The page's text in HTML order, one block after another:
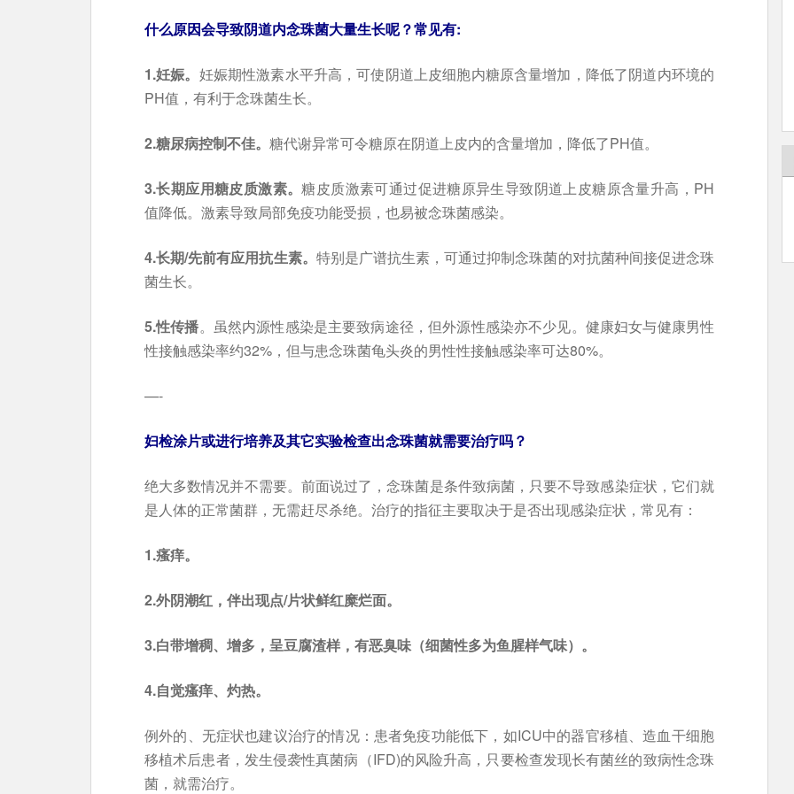
什么原因会导致阴道内念珠菌大量生长呢？常见有:
1.妊娠。 妊娠期性激素水平升高，可使阴道上皮细胞内糖原含量增加，降低了阴道内环境的
PH值，有利于念珠菌生长。
2.糖尿病控制不佳。 糖代谢异常可令糖原在阴道上皮内的含量增加，降低了PH值。
3.长期应用糖皮质激素。糖皮质激素可通过促进糖原异生导致阴道上皮糖原含量升高，PH
值降低。激素导致局部免疫功能受损，也易被念珠菌感染。
4.长期/先前有应用抗生素。 特别是广谱抗生素，可通过抑制念珠菌的对抗菌种间接促进念珠
菌生长。
5.性传播。虽然内源性感染是主要致病途径，但外源性感染亦不少见。健康妇女与健康男性
性接触感染率约32%，但与患念珠菌龟头炎的男性性接触感染率可达80%。
—-
妇检涂片或进行培养及其它实验检查出念珠菌就需要治疗吗？
绝大多数情况并不需要。前面说过了，念珠菌是条件致病菌，只要不导致感染症状，它们就
是人体的正常菌群，无需赶尽杀绝。治疗的指征主要取决于是否出现感染症状，常见有：
1.瘙痒。
2.外阴潮红，伴出现点/片状鲜红糜烂面。
3.白带增稠、增多，呈豆腐渣样，有恶臭味（细菌性多为鱼腥样气味）。
4.自觉瘙痒、灼热。
例外的、无症状也建议治疗的情况：患者免疫功能低下，如ICU中的器官移植、造血干细胞
移植术后患者，发生侵袭性真菌病（IFD)的风险升高，只要检查发现长有菌丝的致病性念珠
菌，就需治疗。